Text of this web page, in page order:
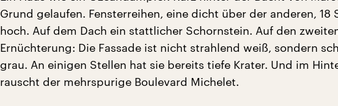
Grund gelaufen. Fensterreihen, eine dicht über der anderen, 18
hoch. Auf dem Dach ein stattlicher Schornstein. Auf den
Ernüchterung: Die Fassade ist nicht strahlend weiß, sondern
grau. An einigen Stellen hat sie bereits tiefe Krater. Und im
rauscht der mehrspurige Boulevard Michelet.